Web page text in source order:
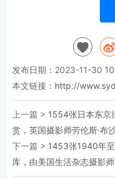
发布日期：2023-11-30
本文链接： http://
上一篇 > 1554张日本东京
赏，英国摄影师劳伦斯·
下一篇 > 1453张1940年
库，由美国生活杂志摄影